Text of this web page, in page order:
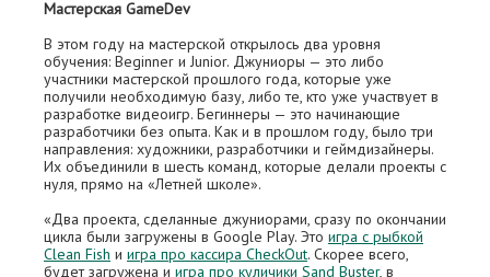
Мастерская GameDev
В этом году на мастерской открылось два уровня
обучения: Beginner и Junior. Джуниоры — это либо
участники мастерской прошлого года, которые уже
получили необходимую базу, либо те, кто уже участвует в
разработке видеоигр. Бегиннеры — это начинающие
разработчики без опыта. Как и в прошлом году, было три
направления: художники, разработчики и геймдизайнеры.
Их объединили в шесть команд, которые делали проекты с
нуля, прямо на «Летней школе».
«Два проекта, сделанные джуниорами, сразу по окончании
цикла были загружены в Google Play. Это игра с рыбкой
Clean Fish и игра про кассира CheckOut. Скорее всего,
будет загружена и игра про куличики Sand Buster, в